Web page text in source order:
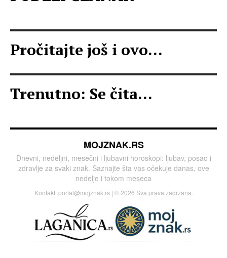
Pročitajte još i ovo...
Trenutno: Se čita...
MOJZNAK.RS
Dnevni, nedeljni, mesečni i ljubavni horoskopi: ljubav, posao i
zdravlje za svaki znak. Saznajte šta vas očekuje danas, ove
nedelje i tokom meseca
Kontakt: portal@mojznak.rs| © 2026 Sva prava zadržana.